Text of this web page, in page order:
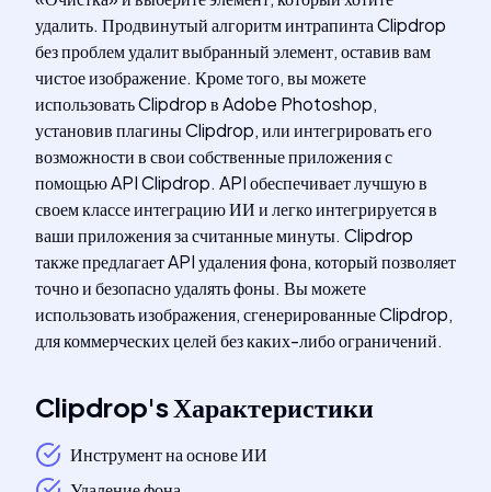
удалить. Продвинутый алгоритм интрапинта Clipdrop
без проблем удалит выбранный элемент, оставив вам
чистое изображение. Кроме того, вы можете
использовать Clipdrop в Adobe Photoshop,
установив плагины Clipdrop, или интегрировать его
возможности в свои собственные приложения с
помощью API Clipdrop. API обеспечивает лучшую в
своем классе интеграцию ИИ и легко интегрируется в
ваши приложения за считанные минуты. Clipdrop
также предлагает API удаления фона, который позволяет
точно и безопасно удалять фоны. Вы можете
использовать изображения, сгенерированные Clipdrop,
для коммерческих целей без каких-либо ограничений.
Clipdrop'sХарактеристики
Инструмент на основе ИИ